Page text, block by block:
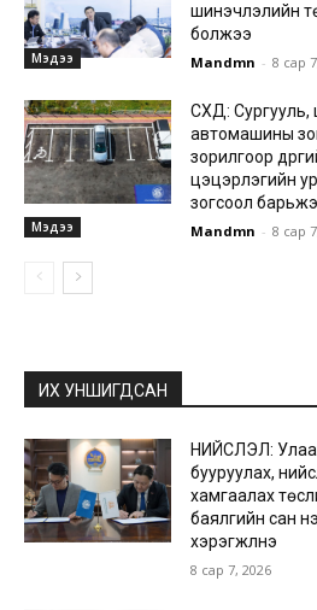
Мэдээ
шинэчлэлийн
болжээ
Mandmn - 8 сар
Мэдээ
СХД: Сургууль,
автомашины
зорилгоор
цэцэрлэгийн
зогсоол
Mandmn - 8 сар
ИХ УНШИГДСАН
НИЙСЛЭЛ:
бууруулах,
хамгаалах
баялгийн сан
хэрэгжүүлнэ
8 сар 7, 2026